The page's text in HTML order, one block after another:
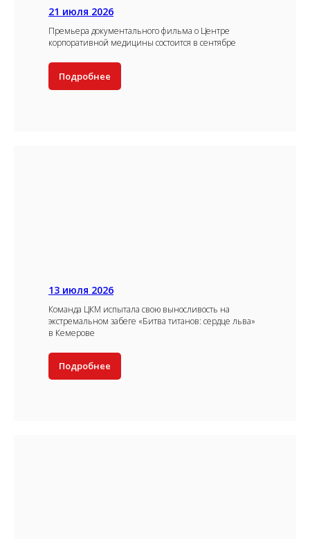
21 июля 2026
Премьера документального фильма о Центре
корпоративной медицины состоится в сентябре
Подробнее
13 июля 2026
Команда ЦКМ испытала свою выносливость на
экстремальном забеге «Битва титанов: сердце льва»
в Кемерове
Подробнее